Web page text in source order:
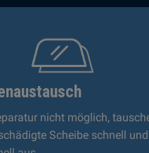
nicht möglich,
Scheibe schnell und